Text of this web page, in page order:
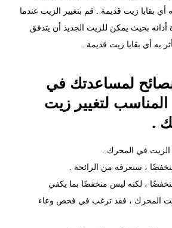
أي بقايا زيت قديمة . قم بتغيير الزيت عندما
بحيث يمكن للزيت الجديد أن يتدفق
به أي بقايا زيت قديمة .
لمساعدتك في
لتغيير زيت
.
في المحرك .
، ستعرفه من الرائحة .
، لكنه ليس منخفضًا بما يكفي
المحرك ، فقد ترغب في فحص وعاء